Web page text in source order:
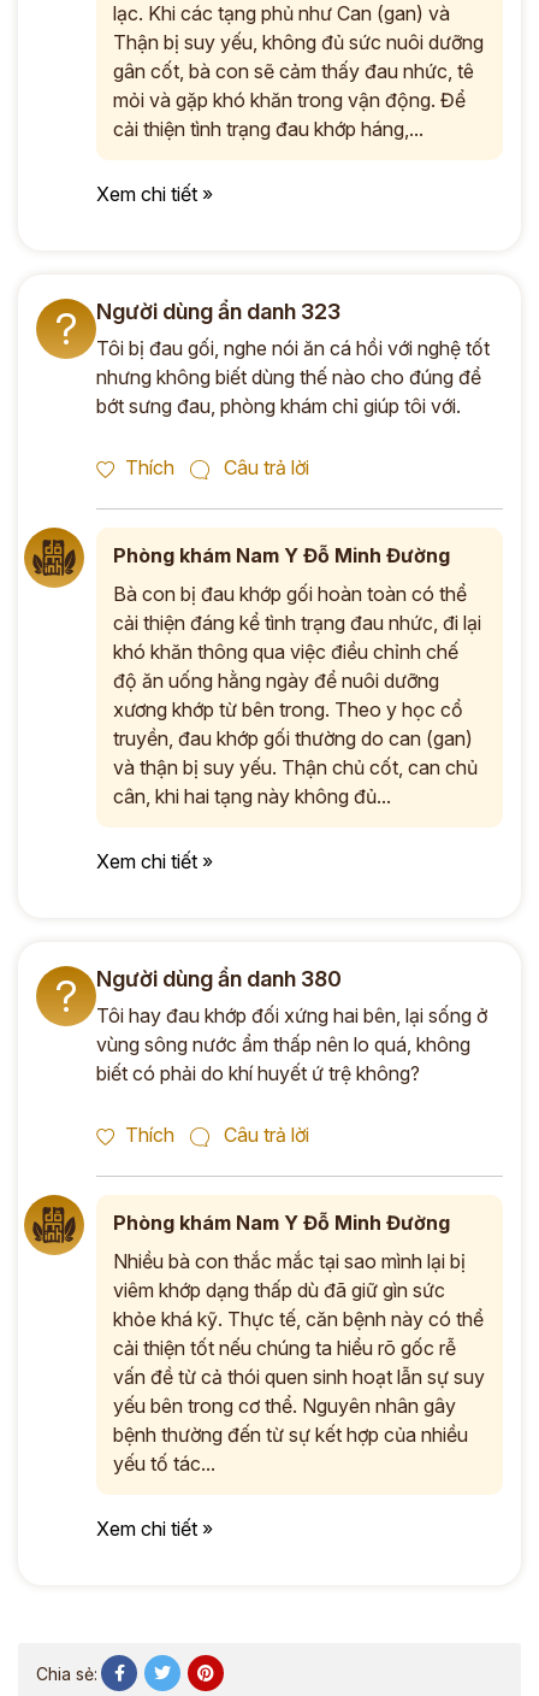
lạc. Khi các tạng phủ như Can (gan) và
Thận bị suy yếu, không đủ sức nuôi dưỡng
gân cốt, bà con sẽ cảm thấy đau nhức, tê
mỏi và gặp khó khăn trong vận động. Để
cải thiện tình trạng đau khớp háng,...
Xem chi tiết »
? Người dùng ẩn danh 323
Tôi bị đau gối, nghe nói ăn cá hồi với nghệ tốt
nhưng không biết dùng thế nào cho đúng để
bớt sưng đau, phòng khám chỉ giúp tôi với.
Thích Câu trả lời
Phòng khám Nam Y Đỗ Minh Đường
Bà con bị đau khớp gối hoàn toàn có thể
cải thiện đáng kể tình trạng đau nhức, đi lại
khó khăn thông qua việc điều chỉnh chế
độ ăn uống hằng ngày để nuôi dưỡng
xương khớp từ bên trong. Theo y học cổ
truyền, đau khớp gối thường do can (gan)
và thận bị suy yếu. Thận chủ cốt, can chủ
cân, khi hai tạng này không đủ...
Xem chi tiết »
? Người dùng ẩn danh 380
Tôi hay đau khớp đối xứng hai bên, lại sống ở
vùng sông nước ẩm thấp nên lo quá, không
biết có phải do khí huyết ứ trệ không?
Thích Câu trả lời
Phòng khám Nam Y Đỗ Minh Đường
Nhiều bà con thắc mắc tại sao mình lại bị
viêm khớp dạng thấp dù đã giữ gìn sức
khỏe khá kỹ. Thực tế, căn bệnh này có thể
cải thiện tốt nếu chúng ta hiểu rõ gốc rễ
vấn đề từ cả thói quen sinh hoạt lẫn sự suy
yếu bên trong cơ thể. Nguyên nhân gây
bệnh thường đến từ sự kết hợp của nhiều
yếu tố tác...
Xem chi tiết »
Chia sẻ: